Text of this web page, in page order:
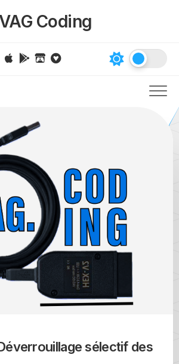
Coding
sélectif des